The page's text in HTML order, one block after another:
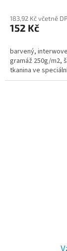
183,92 Kč včetně
152 Kč
barvený,
gramáž 250g/m2,
tkanina ve